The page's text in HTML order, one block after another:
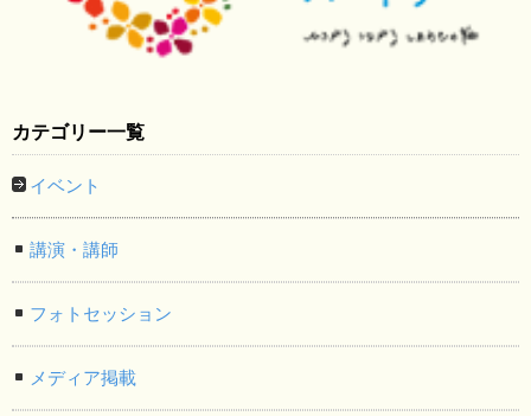
カテゴリー一覧
イベント
講演・講師
フォトセッション
メディア掲載